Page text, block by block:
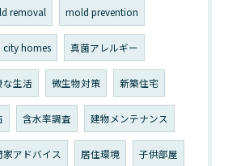
removal mold prevention
city homes 真菌アレルギー
な生活 微生物対策 新築住宅
含水率調査 建物メンテナンス
家アドバイス 居住環境 子供部屋